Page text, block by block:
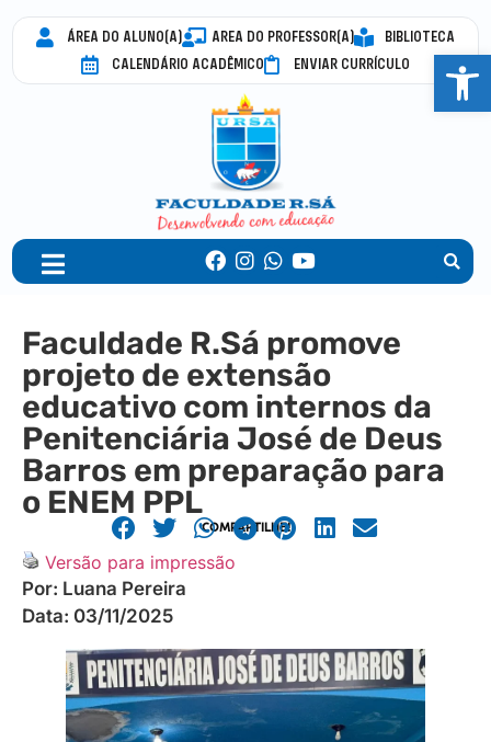
ÁREA DO ALUNO(A) AREA DO PROFESSOR(A)
BIBLIOTECA
CALENDÁRIO ACADÊMICO
ENVIAR CURRÍCULO
Faculdade R.Sá promove
projeto de extensão
educativo com internos da
Penitenciária José de Deus
Barros em preparação para
o ENEM PPL
COMPARTILHE!
Versão para impressão
Por: Luana Pereira
Data: 03/11/2025
Abrir